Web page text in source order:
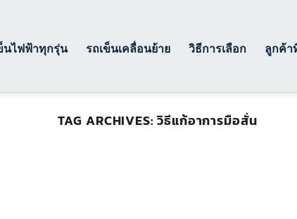
นไฟฟ้าทุกรุ่น รถเข็นเคลื่อนย้าย วิธีการเลือก ลูกค้า
TAG ARCHIVES:วิธีแก้อาการมือสั่น